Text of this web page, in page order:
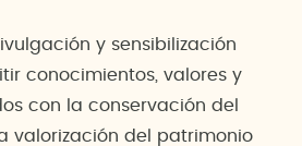
y sensibilización
conocimientos, valores y
con la conservación del
valorización del patrimonio